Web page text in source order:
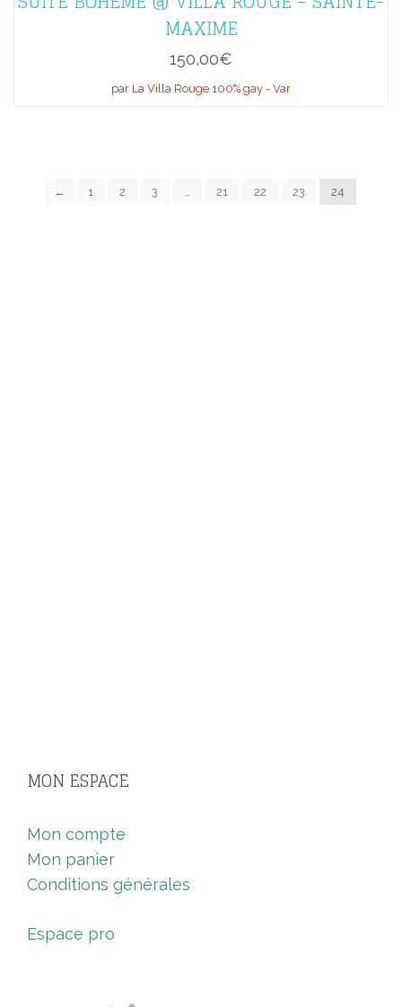
MAXIME
150,00€
par La Villa Rouge 100% gay - Var
← 1 2 3 … 21 22 23 24
MON ESPACE
Mon compte
Mon panier
Conditions générales
Espace pro